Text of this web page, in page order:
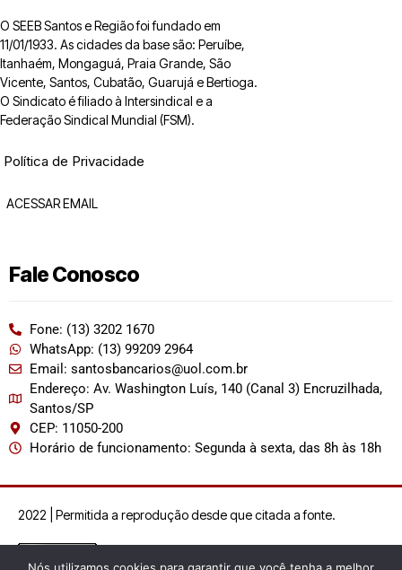
O SEEB Santos e Região foi fundado em
11/01/1933. As cidades da base são: Peruíbe,
Itanhaém, Mongaguá, Praia Grande, São
Vicente, Santos, Cubatão, Guarujá e Bertioga.
O Sindicato é filiado à Intersindical e a
Federação Sindical Mundial (FSM).
Política de Privacidade
ACESSAR EMAIL
Fale Conosco
Fone: (13) 3202 1670
WhatsApp: (13) 99209 2964
Email: santosbancarios@uol.com.br
Endereço: Av. Washington Luís, 140 (Canal 3) Encruzilhada,
Santos/SP
CEP: 11050-200
Horário de funcionamento: Segunda à sexta, das 8h às 18h
2022 | Permitida a reprodução desde que citada a fonte.